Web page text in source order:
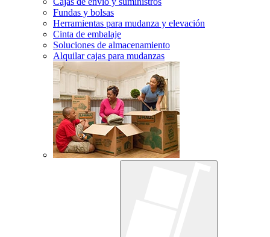
Fundas y bolsas
Herramientas para mudanza y elevación
Cinta de embalaje
Soluciones de almacenamiento
Alquilar cajas para mudanzas